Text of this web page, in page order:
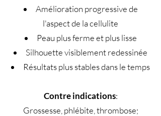
Amélioration progressive de
l'aspect de la cellulite
Peau plus ferme et plus lisse
Silhouette visiblement redessinée
Résultats plus stables dans le temps
Contre indications:
Grossesse, phlébite, thrombose;